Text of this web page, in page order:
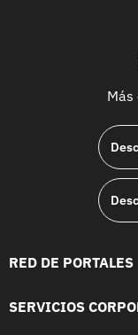
Más
RED DE PORTALES
SERVICIOS